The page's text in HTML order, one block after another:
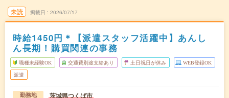
未読 掲載日 2026/07/17
時給1450円＊【派遣スタッフ活躍中】あんし
ん長期！購買関連の事務
職種未経験OK 交通費別途支給あり 土日祝日が休み WEB登録OK
派遣
勤務地 茨城県つくば市